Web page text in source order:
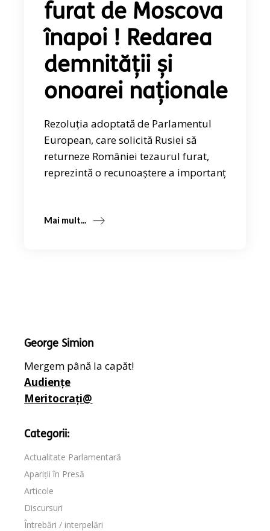
furat de Moscova
înapoi ! Redarea
demnității și
onoarei naționale
Rezoluția adoptată de Parlamentul
European, care solicită Rusiei să
returneze României tezaurul furat,
reprezintă o recunoaștere a importanț
Mai mult...
George Simion
Mergem până la capăt!
Audiențe
Meritocrați@
Categorii:
Actualitate Parlamentară
Apariții în Presă
Articole
Discursuri
Întrebări / interpelări